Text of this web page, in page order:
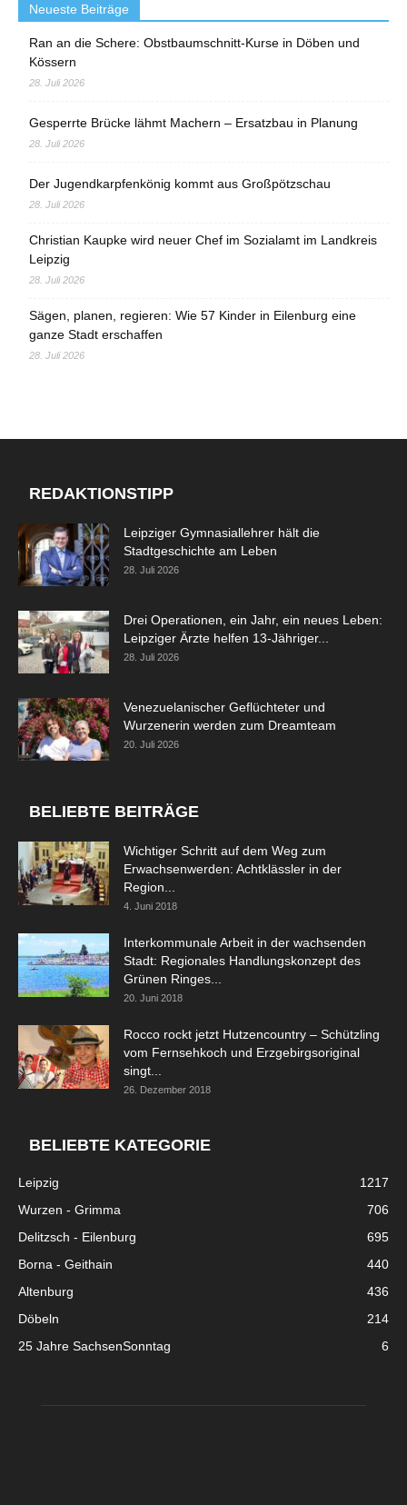
Neueste Beiträge
Ran an die Schere: Obstbaumschnitt-Kurse in Döben und
Kössern
28. Juli 2026
Gesperrte Brücke lähmt Machern – Ersatzbau in Planung
28. Juli 2026
Der Jugendkarpfenkönig kommt aus Großpötzschau
28. Juli 2026
Christian Kaupke wird neuer Chef im Sozialamt im Landkreis
Leipzig
28. Juli 2026
Sägen, planen, regieren: Wie 57 Kinder in Eilenburg eine
ganze Stadt erschaffen
28. Juli 2026
REDAKTIONSTIPP
Leipziger Gymnasiallehrer hält die
Stadtgeschichte am Leben
28. Juli 2026
Drei Operationen, ein Jahr, ein neues Leben:
Leipziger Ärzte helfen 13-Jähriger...
28. Juli 2026
Venezuelanischer Geflüchteter und
Wurzenerin werden zum Dreamteam
20. Juli 2026
BELIEBTE BEITRÄGE
Wichtiger Schritt auf dem Weg zum
Erwachsenwerden: Achtklässler in der
Region...
4. Juni 2018
Interkommunale Arbeit in der wachsenden
Stadt: Regionales Handlungskonzept des
Grünen Ringes...
20. Juni 2018
Rocco rockt jetzt Hutzencountry – Schützling
vom Fernsehkoch und Erzgebirgsoriginal
singt...
26. Dezember 2018
BELIEBTE KATEGORIE
Leipzig
1217
Wurzen - Grimma
706
Delitzsch - Eilenburg
695
Borna - Geithain
440
Altenburg
436
Döbeln
214
25 Jahre SachsenSonntag
6